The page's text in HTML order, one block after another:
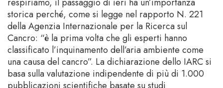
storica perché, come si legge nel rapporto N. 221
della Agenzia Internazionale per la Ricerca sul
Cancro: “è la prima volta che gli esperti hanno
classificato l’inquinamento dell’aria ambiente come
una causa del cancro”. La dichiarazione dello IARC si
basa sulla valutazione indipendente di più di 1.000